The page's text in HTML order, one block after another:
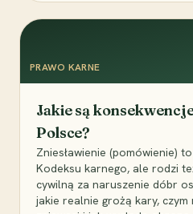
PRAWO KARNE
Jakie są
Polsce?
Zniesławienie (pomówienie)
Kodeksu karnego, ale rodzi
cywilną za naruszenie dóbr
jakie realnie grożą kary, czym